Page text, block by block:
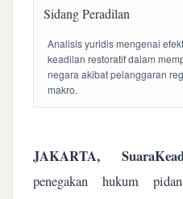
Analisis yuridis mengenai
keadilan restoratif dalam
negara akibat pelanggaran
makro.
JAKARTA,
penegakan hukum